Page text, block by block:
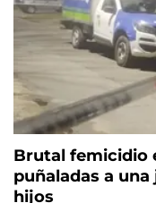
Brutal femicidio
puñaladas a
hijos